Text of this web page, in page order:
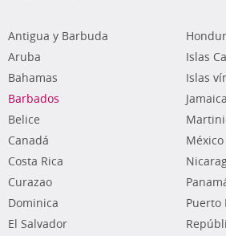
Antigua y Barbuda
Aruba
Bahamas
Barbados
Belice
Canadá
Costa Rica
Curazao
Dominica
El Salvador
Islas
Islas
Jamaica
México
Puerto